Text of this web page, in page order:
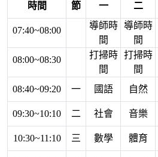
時間 節 一 二
07:40~08:00
導師時
間
導師時
間
08:00~08:30
打掃時
間
打掃時
間
08:40~09:20
一 國語 自然
09:30~10:10 二 社會 音樂
10:30~11:10 三 數學 體育